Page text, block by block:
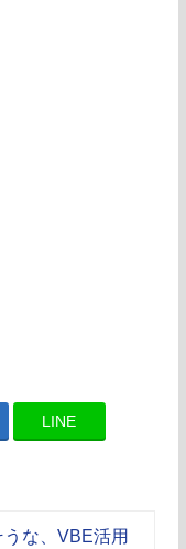
LINE
な、VBE活用